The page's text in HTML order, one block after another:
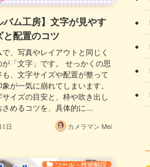
バム工房】文字が見やす
と配置のコツ
、写真やレイアウトと同じく
が「文字」です。 せっかくの思
、文字サイズや配置が整って
が一気に崩れてしまいます。
イズの目安と、枠や吹き出し
めるコツを、具体的に...
日 カメラマン Mei
ツール・技術解説